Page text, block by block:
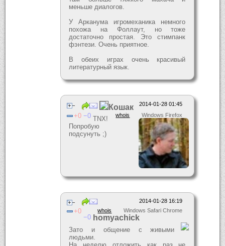
меньше диалогов.
У Арканума игромеханика немного
похожа на Фоллаут, но тоже
достаточно простая. Это стимпанк
фэнтези. Очень приятное.
В обеих играх очень красивый
литературный язык.
2014-01-28 01:45
Windows Firefox
whois
0 0
Кошак
TNX!
Попробую
подсунуть ;)
2014-01-28 16:19
Windows Safari Chrome
whois
0
0 homyachick
Зато и общение с живыми
людьми.